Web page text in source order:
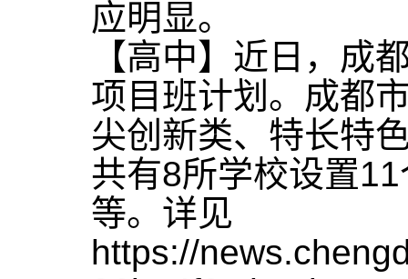
应明显。
【高中】近日，成
项目班计划。成都
尖创新类、特长特
共有8所学校设置
等。详见
https://